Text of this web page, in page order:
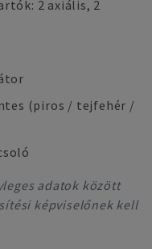
2 axiális, 2
(piros / tejfehér /
adatok között
képviselőnek kell